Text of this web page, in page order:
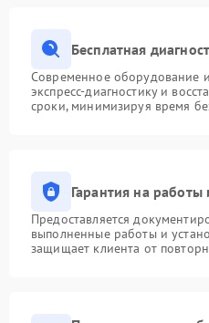
Бесплатная
Современное оборудование
экспресс-диагностику и
сроки, минимизируя время
Гарантия на работы
Предоставляется
выполненные работы и
защищает клиента от